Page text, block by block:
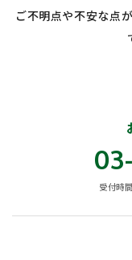
ご不明点や不安な点
受付時